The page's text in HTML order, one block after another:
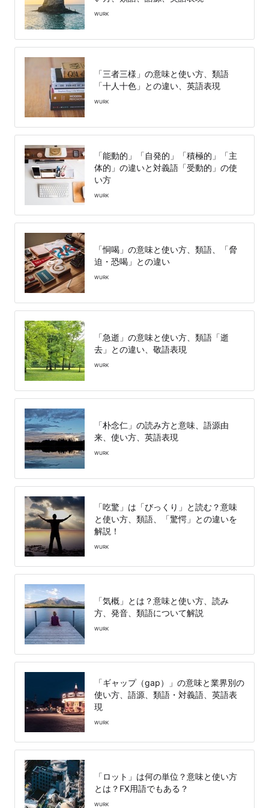
WURK
「三者三様」の意味と使い方、類語
「十人十色」との違い、英語表現
WURK
「能動的」「自発的」「積極的」「主
体的」の違いと対義語「受動的」の使
い方
WURK
「恫喝」の意味と使い方、類語、「脅
迫・恐喝」との違い
WURK
「急逝」の意味と使い方、類語「逝
去」との違い、敬語表現
WURK
「朴念仁」の読み方と意味、語源由
来、使い方、英語表現
WURK
「吃驚」は「びっくり」と読む？意味
と使い方、類語、「驚愕」との違いを
解説！
WURK
「気概」とは？意味と使い方、読み
方、発音、類語について解説
WURK
「ギャップ（gap）」の意味と業界別の
使い方、語源、類語・対義語、英語表
現
WURK
「ロット」は何の単位？意味と使い方
とは？FX用語でもある？
WURK